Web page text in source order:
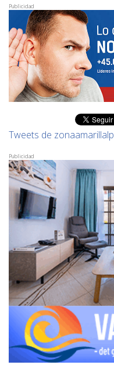
Publicidad
Tweets de zonaamarillalp
Publicidad